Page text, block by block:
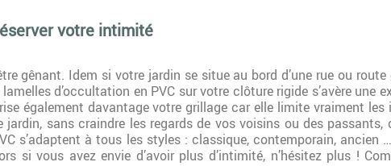
votre intimité
gênant. Idem si votre jardin se situe au bord d’une rue ou
d’occultation en PVC sur votre clôture rigide s’avère une
également davantage votre grillage car elle limite vraiment
sans craindre les regards de vos voisins ou des
s’adaptent à tous les styles : classique, contemporain, ancien
si vous avez envie d’avoir plus d’intimité, n’hésitez plus !